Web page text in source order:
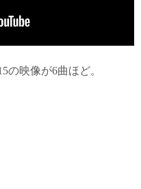
の映像が6曲ほど。